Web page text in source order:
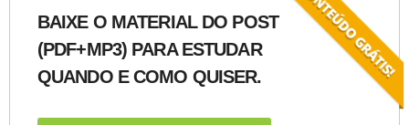
BAIXE O MATERIAL DO POST
(PDF+MP3) PARA ESTUDAR
QUANDO E COMO QUISER.